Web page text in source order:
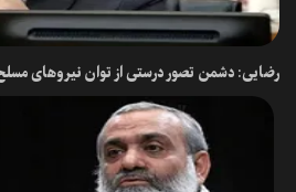
رضایی: دشمن تصور درستی از توان نیروهای